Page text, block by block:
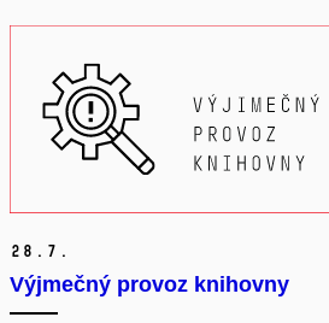
28. 7.
Výjmečný provoz knihovny